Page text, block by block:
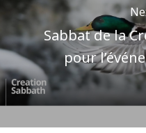
Sabbat de la
pour